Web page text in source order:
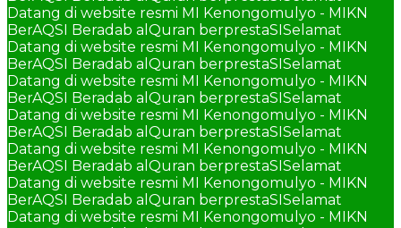
Datang di website resmi MI Kenongomulyo - MIKN
BerAQSI Beradab alQuran berprestaSISelamat
Datang di website resmi MI Kenongomulyo - MIKN
BerAQSI Beradab alQuran berprestaSISelamat
Datang di website resmi MI Kenongomulyo - MIKN
BerAQSI Beradab alQuran berprestaSISelamat
Datang di website resmi MI Kenongomulyo - MIKN
BerAQSI Beradab alQuran berprestaSISelamat
Datang di website resmi MI Kenongomulyo - MIKN
BerAQSI Beradab alQuran berprestaSISelamat
Datang di website resmi MI Kenongomulyo - MIKN
BerAQSI Beradab alQuran berprestaSISelamat
Datang di website resmi MI Kenongomulyo - MIKN